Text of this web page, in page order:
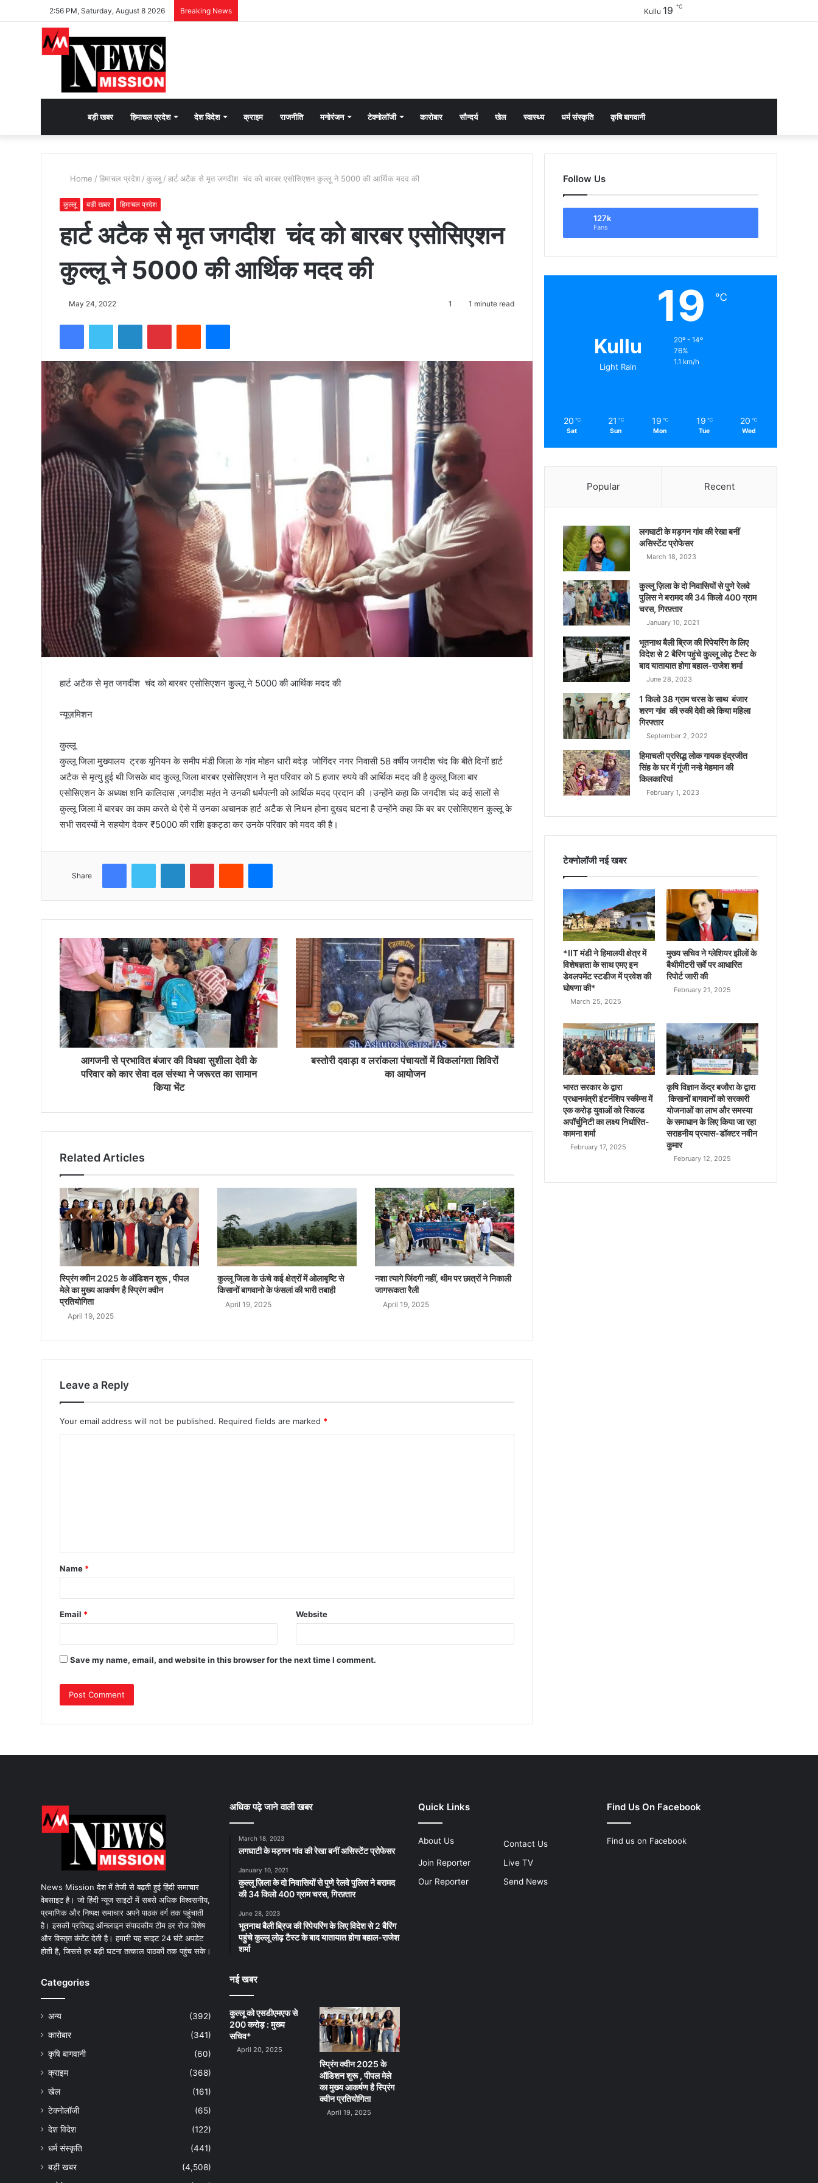
2:56 PM, Saturday, August 8 2026 Breaking News Kullu 19 ℃
भक्ति
भावना
जगाने
को
फीट
चोटी
पर
फहराया
तिरंगा
बड़ी खबर हिमाचल प्रदेश देश विदेश क्राइम राजनीति मनोरंजन टेक्नोलॉजी कारोबार सौन्दर्य खेल स्वास्थ्य धर्म संस्कृति कृषि बागवानी
Home / हिमाचल प्रदेश / कुल्लू / हार्ट अटैक से मृत जगदीश चंद को बारबर एसोसिएशन कुल्लू ने 5000 की आर्थिक मदद की
कुल्लू बड़ी खबर हिमाचल प्रदेश
हार्ट अटैक से मृत जगदीश चंद को बारबर एसोसिएशन
कुल्लू ने 5000 की आर्थिक मदद की
May 24, 2022 1 1 minute read
हार्ट अटैक से मृत जगदीश चंद को बारबर एसोसिएशन कुल्लू ने 5000 की आर्थिक मदद की
न्यूज़मिशन
कुल्लू
कुल्लू जिला मुख्यालय ट्रक यूनियन के समीप मंडी जिला के गांव मोहन धारी बदेड़ जोगिंदर नगर निवासी 58 वर्षीय जगदीश चंद कि बीते दिनों हार्ट
अटैक से मृत्यु हुई थी जिसके बाद कुल्लू जिला बारबर एसोसिएशन ने मृत परिवार को 5 हजार रुपये की आर्थिक मदद की है कुल्लू जिला बार
एसोसिएशन के अध्यक्ष शनि कालिदास ,जगदीश महंत ने उनकी धर्मपत्नी को आर्थिक मदद प्रदान की ।उन्होंने कहा कि जगदीश चंद कई सालों से
कुल्लू जिला में बारबर का काम करते थे ऐसे में उनका अचानक हार्ट अटैक से निधन होना दुखद घटना है उन्होंने कहा कि बर बर एसोसिएशन कुल्लू के
सभी सदस्यों ने सहयोग देकर ₹5000 की राशि इकट्ठा कर उनके परिवार को मदद की है।
Share
आगजनी से प्रभावित बंजार की विधवा सुशीला देवी के
परिवार को कार सेवा दल संस्था ने जरूरत का सामान
किया भेंट
बस्तोरी दवाड़ा व लरांकला पंचायतों में विकलांगता शिविरों
का आयोजन
Related Articles
स्प्रिंग क्वीन 2025 के ऑडिशन शुरू , पीपल
मेले का मुख्य आकर्षण है स्प्रिंग क्वीन
प्रतियोगिता
April 19, 2025
कुल्लू जिला के ऊंचे कई क्षेत्रों में ओलाबृष्टि से
किसानों बागवानो के फंसलां की भारी तबाही
April 19, 2025
नशा त्यागे जिंदगी नहीं, थीम पर छात्रों ने निकाली
जागरूकता रैली
April 19, 2025
Leave a Reply
Your email address will not be published. Required fields are marked *
Name *
Email * Website
Save my name, email, and website in this browser for the next time I comment.
Follow Us
127k
Fans
Kullu
Light Rain
19 ℃
20º - 14º
76%
1.1 km/h
20 ℃
Sat
21 ℃
Sun
19 ℃
Mon
19 ℃
Tue
20 ℃
Wed
Popular Recent
लगघाटी के मड़गन गांव की रेखा बनीं
असिस्टेंट प्रोफेसर
March 18, 2023
कुल्लू ज़िला के दो निवासियों से पुणे रेलवे
पुलिस ने बरामद की 34 किलो 400 ग्राम
चरस, गिरफ़्तार
January 10, 2021
भूतनाथ बैली ब्रिज की रिपेयरिंग के लिए
विदेश से 2 बैरिंग पहुंचे कुल्लू लोढ़ टैस्ट के
बाद यातायात होगा बहाल-राजेश शर्मा
June 28, 2023
1 किलो 38 ग्राम चरस के साथ बंजार
शरण गांव की रुकी देवी को किया महिला
गिरफ्तार
September 2, 2022
हिमाचली प्रसिद्ध लोक गायक इंद्रजीत
सिंह के घर में गूंजी नन्हे मेहमान की
किलकारियां
February 1, 2023
टेक्नोलॉजी नई खबर
*IIT मंडी ने हिमालयी क्षेत्र में
विशेषज्ञता के साथ एमए इन
डेवलपमेंट स्टडीज में प्रवेश की
घोषणा की*
March 25, 2025
मुख्य सचिव ने ग्लेशियर झीलों के
बैथीमीटरी सर्वे पर आधारित
रिपोर्ट जारी की
February 21, 2025
भारत सरकार के द्वारा
प्रधानमंत्री इंटर्नशिप स्कीम्स में
एक करोड़ युवाओं को स्किल्ड
अपॉर्चुनिटी का लक्ष्य निर्धारित-
कामना शर्मा
February 17, 2025
कृषि विज्ञान केंद्र बजौरा के द्वारा
किसानों बागवानों को सरकारी
योजनाओं का लाभ और समस्या
के समाधान के लिए किया जा रहा
सराहनीय प्रयास-डॉक्टर नवीन
कुमार
February 12, 2025
News Mission देश में तेजी से बढ़ती हुई हिंदी समाचार
वेबसाइट है। जो हिंदी न्यूज साइटों में सबसे अधिक विश्वसनीय,
प्रमाणिक और निष्पक्ष समाचार अपने पाठक वर्ग तक पहुंचाती
है। इसकी प्रतिबद्ध ऑनलाइन संपादकीय टीम हर रोज विशेष
और विस्तृत कंटेंट देती है। हमारी यह साइट 24 घंटे अपडेट
होती है, जिससे हर बड़ी घटना तत्काल पाठकों तक पहुंच सके।
Categories
अन्य
(392)
कारोबार
(341)
कृषि बागवानी
(60)
क्राइम
(368)
खेल
(161)
टेक्नोलॉजी
(65)
देश विदेश
(122)
धर्म संस्कृति
(441)
बड़ी खबर
(4,508)
अधिक पढ़े जाने वाली खबर
March 18, 2023
लगघाटी के मड़गन गांव की रेखा बनीं असिस्टेंट प्रोफेसर
January 10, 2021
कुल्लू ज़िला के दो निवासियों से पुणे रेलवे पुलिस ने बरामद
की 34 किलो 400 ग्राम चरस, गिरफ़्तार
June 28, 2023
भूतनाथ बैली ब्रिज की रिपेयरिंग के लिए विदेश से 2 बैरिंग
पहुंचे कुल्लू लोढ़ टैस्ट के बाद यातायात होगा बहाल-राजेश
शर्मा
नई खबर
कुल्लू को एसडीएमएफ से
200 करोड़ : मुख्य
सचिव*
April 20, 2025
स्प्रिंग क्वीन 2025 के
ऑडिशन शुरू , पीपल मेले
का मुख्य आकर्षण है स्प्रिंग
क्वीन प्रतियोगिता
April 19, 2025
Quick Links
About Us
Contact Us
Join Reporter
Live TV
Our Reporter
Send News
Find Us On Facebook
Find us on Facebook